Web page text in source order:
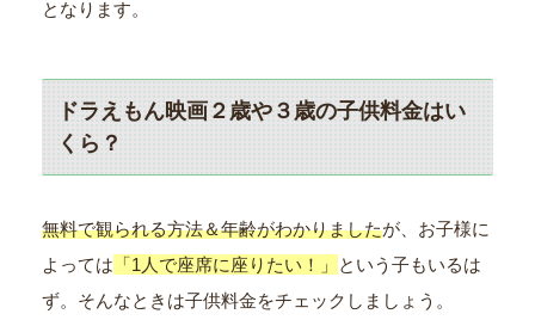
となります。
ドラえもん映画２歳や３歳の子供料金はい
くら？
無料で観られる方法＆年齢がわかりましたが、お子様に
よっては 「1人で座席に座りたい！」
という子もいるは
ず。そんなときは子供料金をチェックしましょう。